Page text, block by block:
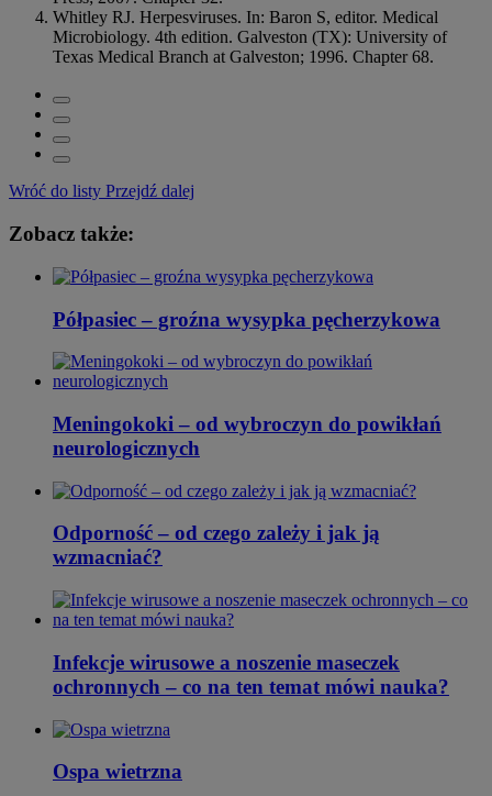
Whitley RJ. Herpesviruses. In: Baron S, editor. Medical
Microbiology. 4th edition. Galveston (TX): University of
Texas Medical Branch at Galveston; 1996. Chapter 68.
Wróć do listy Przejdź dalej
Zobacz także:
Półpasiec – groźna wysypka pęcherzykowa
Meningokoki – od wybroczyn do powikłań
neurologicznych
Odporność – od czego zależy i jak ją
wzmacniać?
Infekcje wirusowe a noszenie maseczek
ochronnych – co na ten temat mówi nauka?
Ospa wietrzna